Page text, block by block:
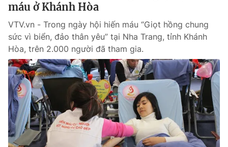
Photo Infographic
Video Shorts video
VTV Money VTV Thể thao
VTV Sức khoẻ Bất động sản
Thị trường 24h Tấm lòng Việt
máu ở Khánh Hòa
VTV.vn - Trong ngày hội hiến máu “Giọt hồng chung
sức vì biển, đảo thân yêu” tại Nha Trang, tỉnh Khánh
Hòa, trên 2.000 người đã tham gia.